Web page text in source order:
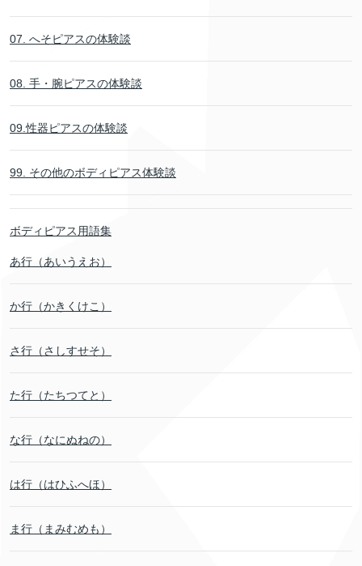
07. へそピアスの体験談
08. 手・腕ピアスの体験談
09.性器ピアスの体験談
99. その他のボディピアス体験談
ボディピアス用語集
あ行（あいうえお）
か行（かきくけこ）
さ行（さしすせそ）
た行（たちつてと）
な行（なにぬねの）
は行（はひふへほ）
ま行（まみむめも）